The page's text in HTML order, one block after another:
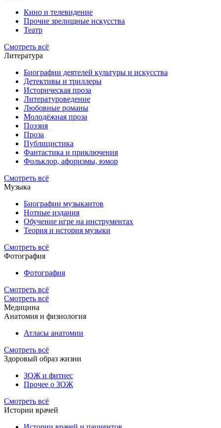
Кино и телевидение
Прочие зрелищные искусства
Театр
Смотреть всё
Литература
Биографии деятелей культуры и искусства
Детективы и триллеры
Историческая проза
Литературоведение
Любовные романы
Молодёжная проза
Поэзия
Проза
Публицистика
Фантастика и приключения
Фольклор, афоризмы, юмор
Смотреть всё
Музыка
Биографии музыкантов
Нотные издания
Обучение игре на инструментах
Теория и история музыки
Смотреть всё
Фотография
Фотография
Смотреть всё
Смотреть всё
Медицина
Анатомия и физиология
Атласы анатомии
Смотреть всё
Здоровый образ жизни
ЗОЖ и фитнес
Прочее о ЗОЖ
Смотреть всё
Истории врачей